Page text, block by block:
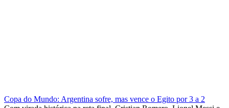
Copa do Mundo: Argentina sofre, mas vence o Egito por 3 a 2